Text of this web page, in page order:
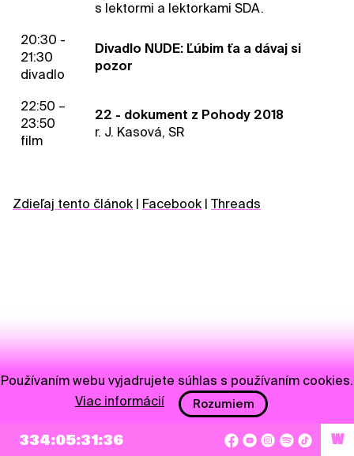
s lektormi a lektorkami SDA.
20:30 -
21:30
divadlo
Divadlo NUDE: Ľúbim ťa a dávaj si
pozor
22:50 –
23:50
film
22 - dokument z Pohody 2018
r. J. Kasová, SR
Zdieľaj tento článok Facebook Threads
NEWSLETTER
334:05:31:36 W
Používaním webu vyjadrujete súhlas s používaním cookies.
Viac informácií
Rozumiem